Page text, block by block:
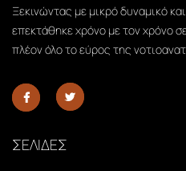
Ξεκινώντας με μικρό δυναμικό
επεκτάθηκε χρόνο με τον χρόνο
πλέον όλο το εύρος της
ΣΕΛΙΔΕΣ